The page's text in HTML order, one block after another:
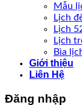
Mẫu
Lịch
Lịch
Lịch
Bìa
Giới thiệu
Liên Hệ
Đăng nhập